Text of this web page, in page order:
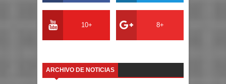
10+ 8+
ARCHIVO DE NOTICIAS